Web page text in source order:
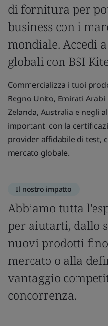
di fornitura per
business con i
mondiale. Accedi
globali con BSI
Commercializza i tuoi
Regno Unito, Emirati
Zelanda, Australia e negli
importanti con la
provider affidabile di test,
mercato globale.
Il nostro impatto
Abbiamo tutta
per aiutarti, dallo
nuovi prodotti
mercato o alla
vantaggio
concorrenza.